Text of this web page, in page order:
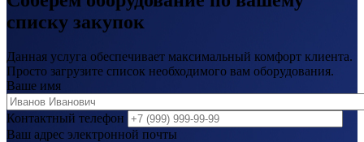
списку закупок
Данная услуга обеспечивает максимальный комфорт клиента.
Просто загрузите список необходимого вам оборудования.
Ваше имя
Контактный телефон
Ваш адрес электронной почты